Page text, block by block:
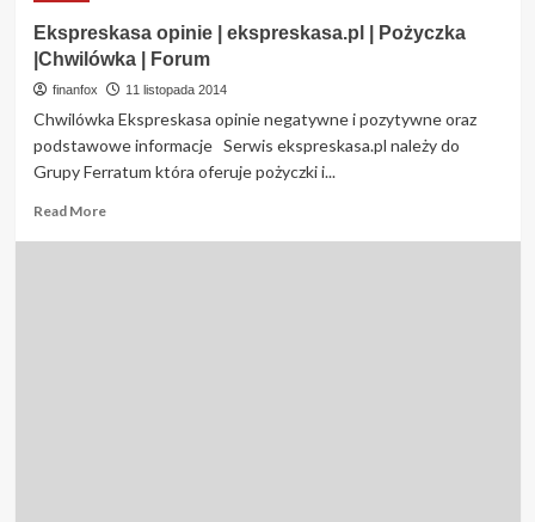
Ekspreskasa opinie | ekspreskasa.pl | Pożyczka
|Chwilówka | Forum
finanfox 11 listopada 2014
Chwilówka Ekspreskasa opinie negatywne i pozytywne oraz
podstawowe informacje Serwis ekspreskasa.pl należy do
Grupy Ferratum która oferuje pożyczki i...
Read MoreRead